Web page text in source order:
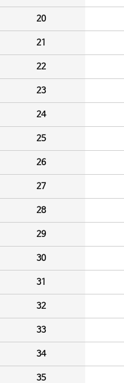
20
21
22
23
24
25
26
27
28
29
30
31
32
33
34
35